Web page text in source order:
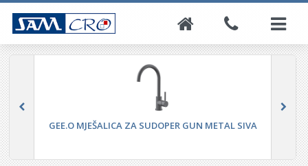
GEE.O MJEŠALICA ZA SUDOPER GUN METAL SIVA